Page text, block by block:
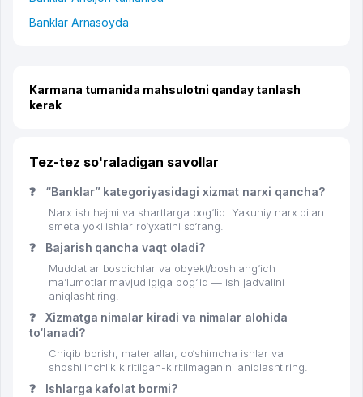
Banklar Arnasoyda
Karmana tumanida mahsulotni qanday tanlash
kerak
Tez-tez so'raladigan savollar
❓ “Banklar” kategoriyasidagi xizmat narxi qancha?
Narx ish hajmi va shartlarga bog‘liq. Yakuniy narx bilan
smeta yoki ishlar ro‘yxatini so‘rang.
❓ Bajarish qancha vaqt oladi?
Muddatlar bosqichlar va obyekt/boshlang‘ich
ma’lumotlar mavjudligiga bog‘liq — ish jadvalini
aniqlashtiring.
❓
Xizmatga nimalar kiradi va nimalar alohida
to‘lanadi?
Chiqib borish, materiallar, qo‘shimcha ishlar va
shoshilinchlik kiritilgan-kiritilmaganini aniqlashtiring.
❓ Ishlarga kafolat bormi?